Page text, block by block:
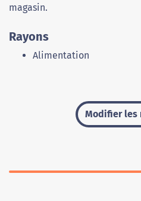
magasin.
Rayons
Alimentation
Modifier les